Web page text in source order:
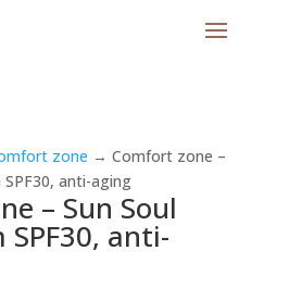
zone → Comfort zone –
SPF30, anti-aging
– Sun Soul
SPF30, anti-